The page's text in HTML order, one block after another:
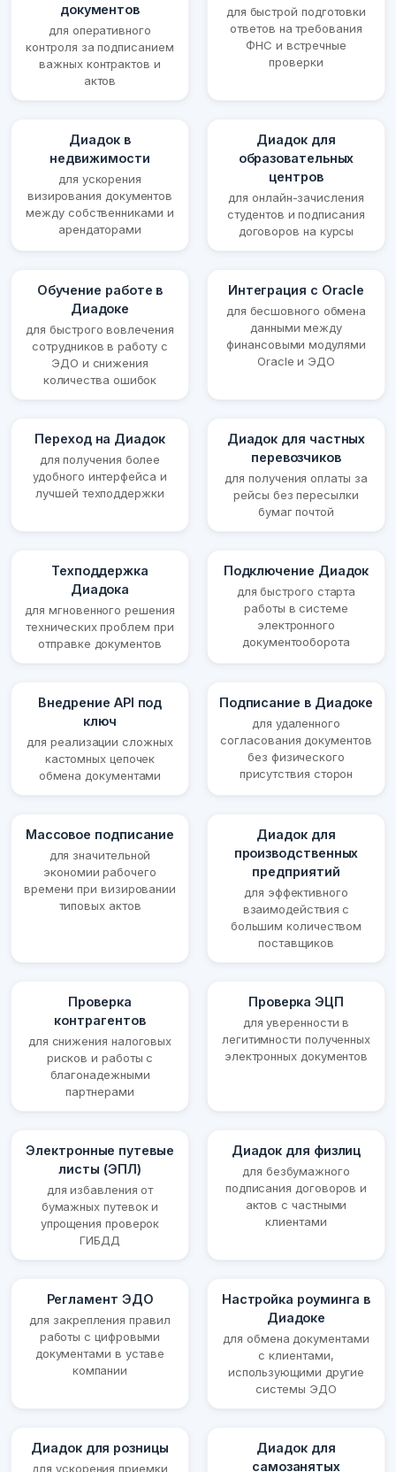
документов
для оперативного
контроля за подписанием
важных контрактов и
актов
для быстрой подготовки
ответов на требования
ФНС и встречные
проверки
Диадок в
недвижимости
для ускорения
визирования документов
между собственниками и
арендаторами
Диадок для
образовательных
центров
для онлайн-зачисления
студентов и подписания
договоров на курсы
Обучение работе в
Диадоке
для быстрого вовлечения
сотрудников в работу с
ЭДО и снижения
количества ошибок
Интеграция с Oracle
для бесшовного обмена
данными между
финансовыми модулями
Oracle и ЭДО
Переход на Диадок
для получения более
удобного интерфейса и
лучшей техподдержки
Диадок для частных
перевозчиков
для получения оплаты за
рейсы без пересылки
бумаг почтой
Техподдержка
Диадока
для мгновенного решения
технических проблем при
отправке документов
Подключение Диадок
для быстрого старта
работы в системе
электронного
документооборота
Внедрение API под
ключ
для реализации сложных
кастомных цепочек
обмена документами
Подписание в Диадоке
для удаленного
согласования документов
без физического
присутствия сторон
Массовое подписание
для значительной
экономии рабочего
времени при визировании
типовых актов
Диадок для
производственных
предприятий
для эффективного
взаимодействия с
большим количеством
поставщиков
Проверка
контрагентов
для снижения налоговых
рисков и работы с
благонадежными
партнерами
Проверка ЭЦП
для уверенности в
легитимности полученных
электронных документов
Электронные путевые
листы (ЭПЛ)
для избавления от
бумажных путевок и
упрощения проверок
ГИБДД
Диадок для физлиц
для безбумажного
подписания договоров и
актов с частными
клиентами
Регламент ЭДО
для закрепления правил
работы с цифровыми
документами в уставе
компании
Настройка роуминга в
Диадоке
для обмена документами
с клиентами,
использующими другие
системы ЭДО
Диадок для розницы
для ускорения приемки
Диадок для
самозанятых